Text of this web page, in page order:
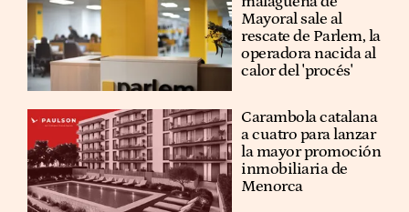
Mayoral sale al
rescate de Parlem, la
operadora nacida al
calor del 'procés'
Carambola catalana
a cuatro para lanzar
la mayor promoción
inmobiliaria de
Menorca